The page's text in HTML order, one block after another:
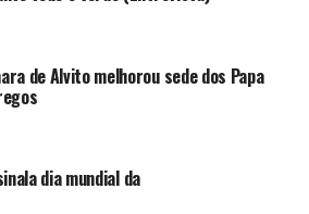
de Alvito melhorou sede dos Papa
dia mundial da